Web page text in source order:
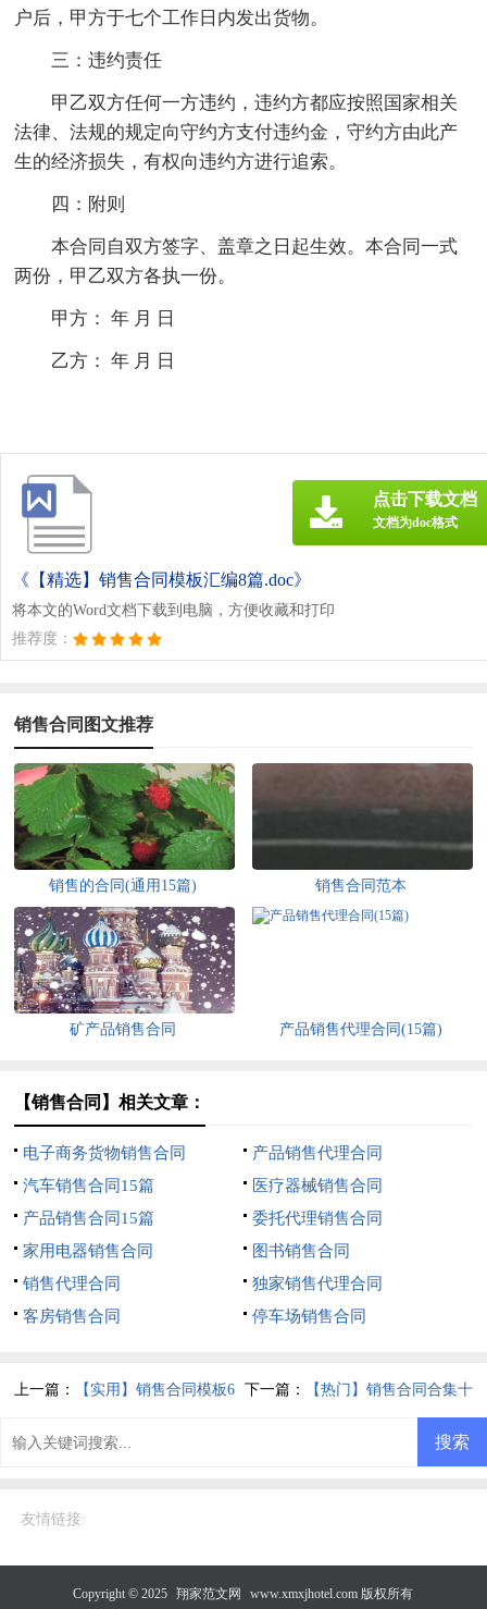
户后，甲方于七个工作日内发出货物。
三：违约责任
甲乙双方任何一方违约，违约方都应按照国家相关
法律、法规的规定向守约方支付违约金，守约方由此产
生的经济损失，有权向违约方进行追索。
四：附则
本合同自双方签字、盖章之日起生效。本合同一式
两份，甲乙双方各执一份。
甲方： 年 月 日
乙方： 年 月 日
《【精选】销售合同模板汇编8篇.doc》
将本文的Word文档下载到电脑，方便收藏和打印
推荐度：
点击下载文档
文档为doc格式
销售合同图文推荐
销售的合同(通用15篇) 销售合同范本
矿产品销售合同 产品销售代理合同(15篇)
【销售合同】相关文章：
电子商务货物销售合同
产品销售代理合同
汽车销售合同15篇
医疗器械销售合同
产品销售合同15篇
委托代理销售合同
家用电器销售合同
图书销售合同
销售代理合同
独家销售代理合同
客房销售合同
停车场销售合同
上一篇： 【实用】销售合同模板6 下一篇： 【热门】销售合同合集十
友情链接:
Copyright © 2025 翔家范文网 www.xmxjhotel.com 版权所有